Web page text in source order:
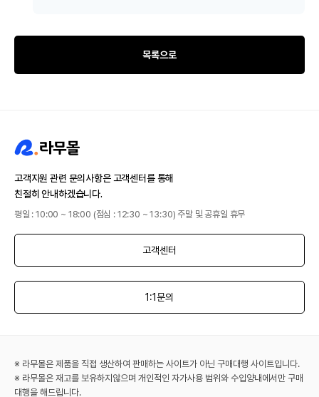
목록으로
고객지원 관련 문의사항은 고객센터를 통해
친절히 안내하겠습니다.
평일 : 10:00 ~ 18:00 (점심 : 12:30 ~ 13:30) 주말 및 공휴일 휴무
고객센터
1:1문의
※ 라무몰은 제품을 직접 생산하여 판매하는 사이트가 아닌 구매대행 사이트입니다.
※ 라무몰은 재고를 보유하지않으며 개인적인 자가사용 범위와 수입양내에서만 구매
대행을 해드립니다.